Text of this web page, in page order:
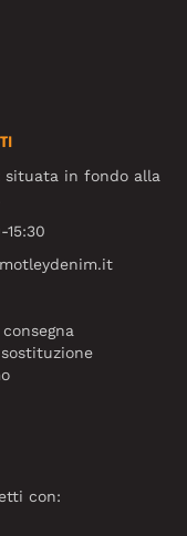
situata in fondo alla
con: